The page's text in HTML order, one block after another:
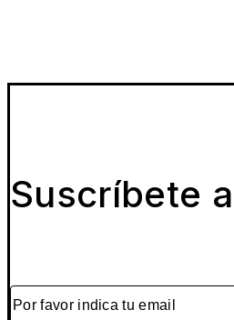
Suscríbete
Por favor indica tu email